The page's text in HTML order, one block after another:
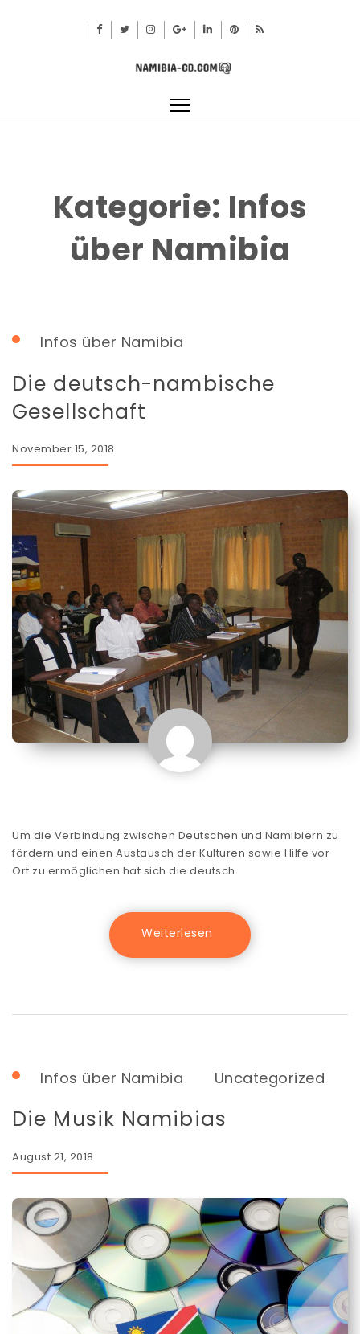
Toggle
Kategorie: Infos
über Namibia
Infos über Namibia
Die deutsch-nambische
Gesellschaft
November 15, 2018
Um die Verbindung zwischen Deutschen und Namibiern zu
fördern und einen Austausch der Kulturen sowie Hilfe vor
Ort zu ermöglichen hat sich die deutsch
Infos über Namibia Uncategorized
Die Musik Namibias
August 21, 2018